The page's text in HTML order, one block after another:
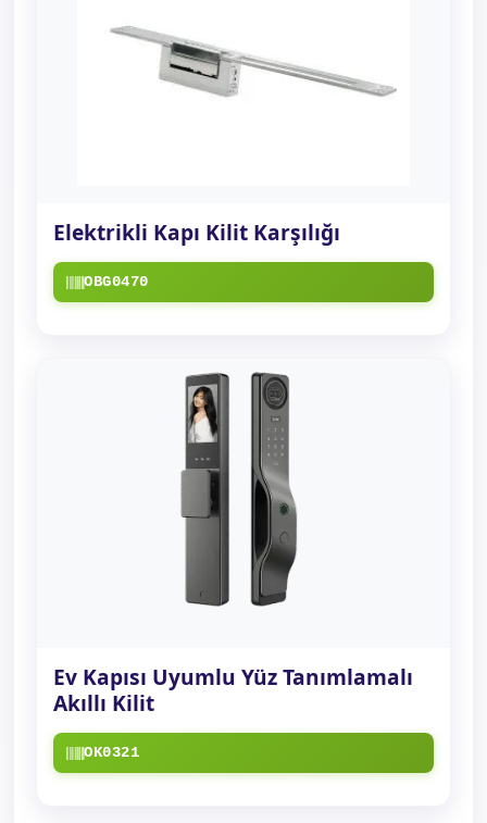
Elektrikli Kapı Kilit Karşılığı
OBG0470
Ev Kapısı Uyumlu Yüz Tanımlamalı
Akıllı Kilit
OK0321